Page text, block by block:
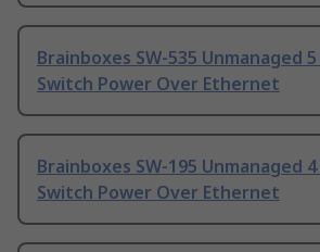
Brainboxes SW-535 Unmanaged
Switch Power Over Ethernet
Brainboxes SW-195 Unmanaged
Switch Power Over Ethernet